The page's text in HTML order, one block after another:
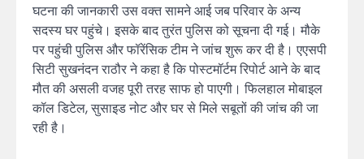
घटना की जानकारी उस वक्त सामने आई जब परिवार के अन्य
सदस्य घर पहुंचे। इसके बाद तुरंत पुलिस को सूचना दी गई। मौके
पर पहुंची पुलिस और फॉरेंसिक टीम ने जांच शुरू कर दी है। एएसपी
सिटी सुखनंदन राठौर ने कहा है कि पोस्टमॉर्टम रिपोर्ट आने के बाद
मौत की असली वजह पूरी तरह साफ हो पाएगी। फिलहाल मोबाइल
कॉल डिटेल, सुसाइड नोट और घर से मिले सबूतों की जांच की जा
रही है।